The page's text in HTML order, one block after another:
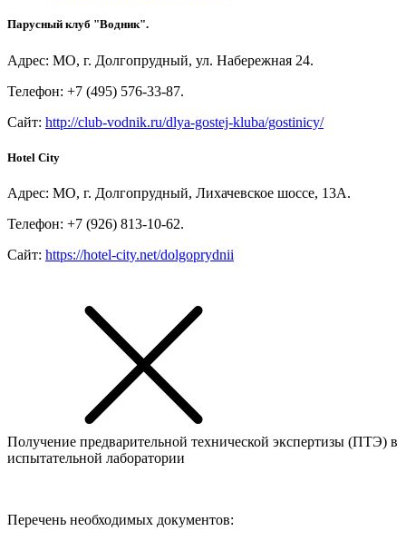
Парусный клуб "Водник".
Адрес: МО, г. Долгопрудный, ул. Набережная 24.
Телефон: +7 (495) 576-33-87.
Сайт: http://club-vodnik.ru/dlya-gostej-kluba/gostinicy/
Hotel City
Адрес: МО, г. Долгопрудный, Лихачевское шоссе, 13А.
Телефон: +7 (926) 813-10-62.
Сайт: https://hotel-city.net/dolgoprydnii
Получение предварительной технической экспертизы (ПТЭ) в
испытательной лаборатории
Перечень необходимых документов: